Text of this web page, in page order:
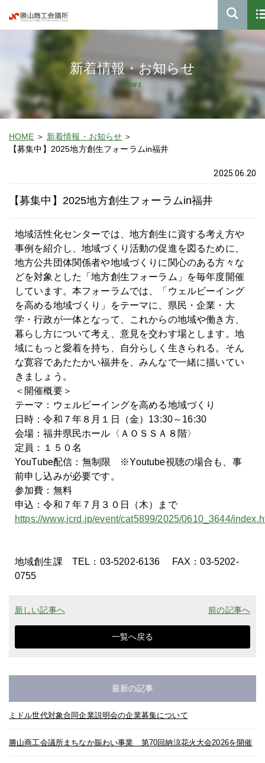
新着情報・お知らせ
News
HOME
新着情報・お知らせ
【募集中】2025地方創生フォーラムin福井
2025.06.20
【募集中】2025地方創生フォーラムin福井
地域活性化センターでは、地方創生に資する考え方や
事例を紹介し、地域づくり活動の促進を図るために、
地方公共団体関係者や地域づくりに関心のある方々な
どを対象とした「地方創生フォーラム」を毎年度開催
しています。本フォーラムでは、「ウェルビーイング
を高める地域づくり」をテーマに、県民・企業・大
学・行政が一体となって、これからの地域や働き方、
暮らし方について考え、意見を交わす場とします。地
域にもっと愛着を持ち、自分らしく生きられる。そん
な寛容であたたかい福井を、みんなで一緒に描いてい
きましょう。
＜開催概要＞
テーマ：ウェルビーイングを高める地域づくり
日時：令和７年８月１日（金）13:30～16:30
会場：福井県民ホール〈ＡＯＳＳＡ８階〉
定員：１５０名
YouTube配信：無制限 ※Youtube視聴の場合も、事
前申し込みが必要です。
参加費：無料
申込：令和７年７月３０日（木）まで
https://www.jcrd.jp/event/cat5899/2025/0610_3644/
地域創生課 TEL：03-5202-6136 FAX：03-5202-
0755
新しい記事へ 前の記事へ
一覧へ戻る
最新の記事
ミドル世代対象合同企業説明会の企業募集について
勝山商工会議所まちなか賑わい事業 第70回納涼花火大会2026を開催